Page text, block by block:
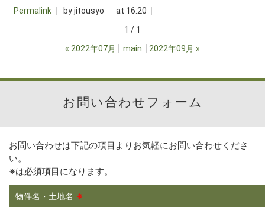
Permalink by jitousyo
at 16:20
1 / 1
« 2022年07月 main 2022年09月 »
お問い合わせフォーム
お問い合わせは下記の項目よりお気軽にお問い合わせくださ
い。
※は必須項目になります。
物件名・土地名 ※